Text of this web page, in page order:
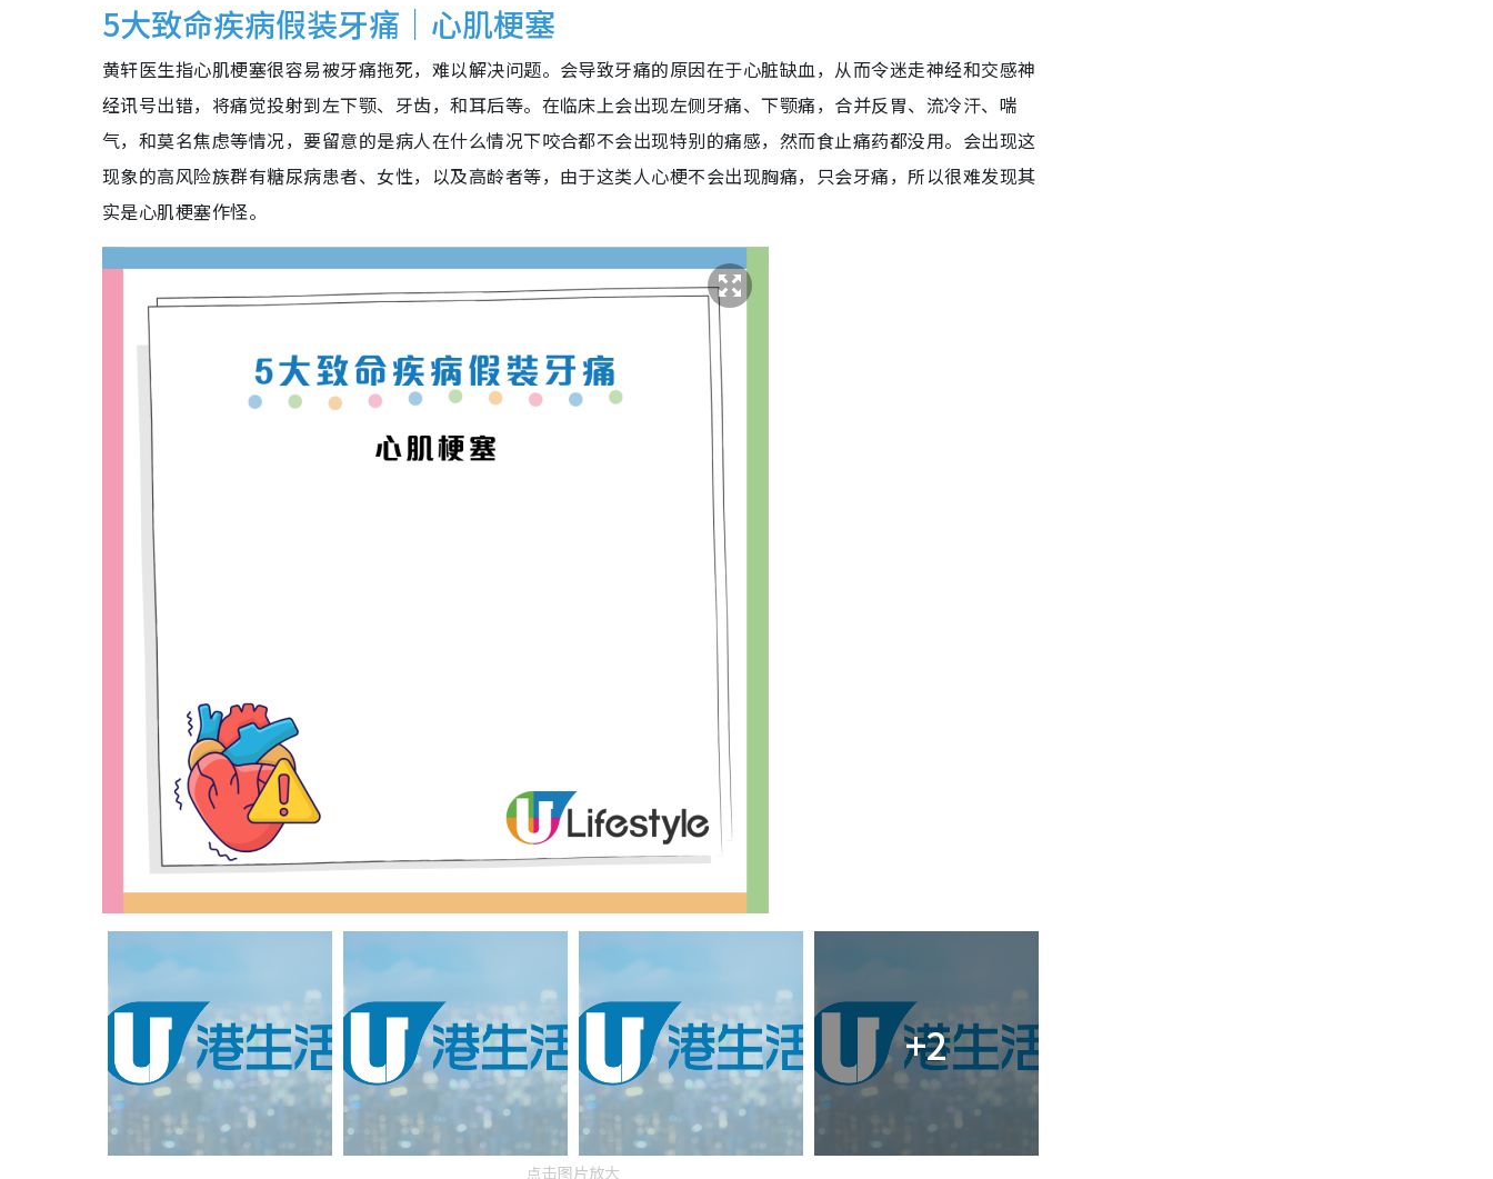
5大致命疾病假装牙痛｜心肌梗塞
黄轩医生指心肌梗塞很容易被牙痛拖死，难以解决问题。会导致牙痛的原因在于心脏缺血，从而令迷走神经和交感神
经讯号出错，将痛觉投射到左下颚、牙齿，和耳后等。在临床上会出现左侧牙痛、下颚痛，合并反胃、流冷汗、喘
气，和莫名焦虑等情况，要留意的是病人在什么情况下咬合都不会出现特别的痛感，然而食止痛药都没用。会出现这
现象的高风险族群有糖尿病患者、女性，以及高龄者等，由于这类人心梗不会出现胸痛，只会牙痛，所以很难发现其
实是心肌梗塞作怪。
+2
点击图片放大